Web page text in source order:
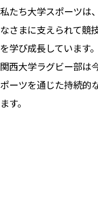
私たち大学スポーツは
なさまに支えられて競
を学び成長しています。
関西大学ラグビー部は
ポーツを通じた持続的
ます。